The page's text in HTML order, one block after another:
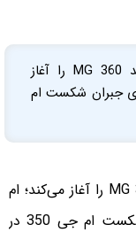
شرکت ام جی پارس در این هفته تولید MG 360 را آغاز
موفق برای جبران شکست ام
شرکت ام جی پارس در این هفته تولید MG 360 را آغاز می‌کند؛ ام
جی 360 را باید مدلی موفق برای جبران شکست ام جی 350 در